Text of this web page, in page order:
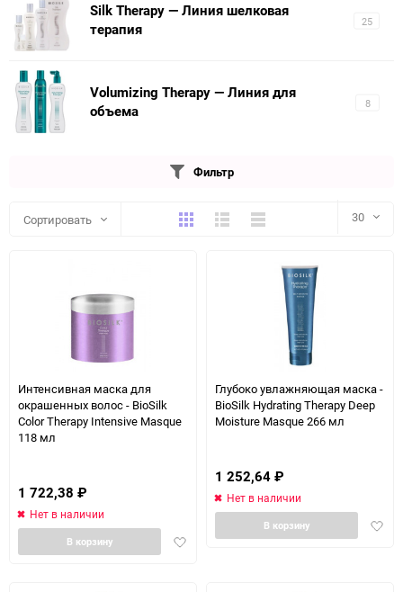
25
Silk Therapy — Линия шелковая
терапия
8
Volumizing Therapy — Линия для
объема
Фильтр
Сортировать ПлиткаПодробноКомпактно 30
Интенсивная маска для
окрашенных волос - BioSilk
Color Therapy Intensive Masque
118 мл
1 722,38 ₽
Нет в наличии
Добавить
В корзину
Глубоко увлажняющая маска -
BioSilk Hydrating Therapy Deep
Moisture Masque 266 мл
1 252,64 ₽
Нет в наличии
В корзину